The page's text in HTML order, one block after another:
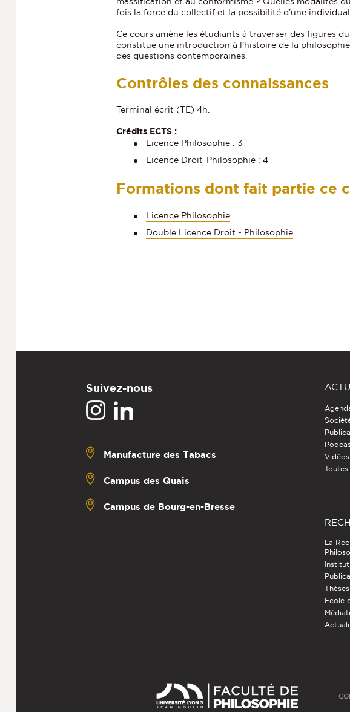
fois la force du collectif et la possibilité d’une
Ce cours amène les étudiants à traverser des figures
constitue une introduction à l’histoire de la
des questions contemporaines.
Contrôles des connaissances
Terminal écrit (TE) 4h.
Crédits ECTS :
Licence Philosophie : 3
Licence Droit-Philosophie : 4
Formations dont fait partie ce
Licence Philosophie
Double Licence Droit - Philosophie
Suivez-nous
Manufacture des Tabacs
Campus des Quais
Campus de Bourg-en-Bresse
Vidéos
La
Thèses
Ecole